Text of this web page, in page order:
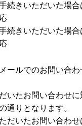
続きいただいた場合
続きいただいた場合
ールでのお問い合
いたお問い合わせ
通りとなります。
だいたお問い合わせ